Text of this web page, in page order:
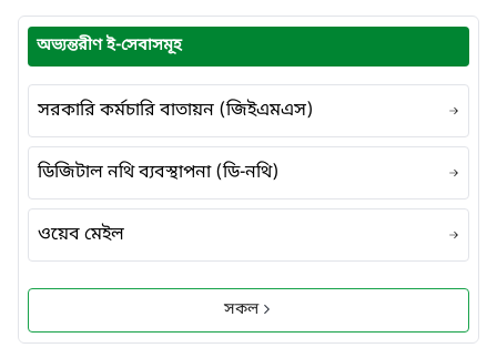
অভ্যন্তরীণ ই-সেবাসমূহ
সরকারি কর্মচারি বাতায়ন (জিইএমএস)
ডিজিটাল নথি ব্যবস্থাপনা (ডি-নথি)
ওয়েব মেইল
সকল